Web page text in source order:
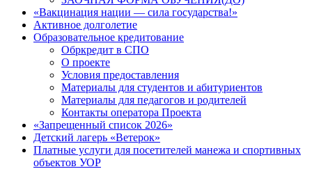
«Вакцинация нации — сила государства!»
Активное долголетие
Образовательное кредитование
Обркредит в СПО
О проекте
Условия предоставления
Материалы для студентов и абитуриентов
Материалы для педагогов и родителей
Контакты оператора Проекта
«Запрещенный список 2026»
Детский лагерь «Ветерок»
Платные услуги для посетителей манежа и спортивных
объектов УОР